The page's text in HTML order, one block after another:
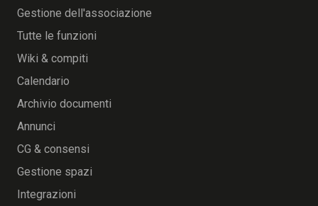
Gestione dell'associazione
Tutte le funzioni
Wiki & compiti
Calendario
Archivio documenti
Annunci
CG & consensi
Gestione spazi
Integrazioni